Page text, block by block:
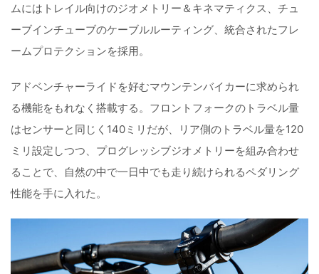
ムにはトレイル向けのジオメトリー＆キネマティクス、チュ
ーブインチューブのケーブルルーティング、統合されたフレ
ームプロテクションを採用。
アドベンチャーライドを好むマウンテンバイカーに求められ
る機能をもれなく搭載する。フロントフォークのトラベル量
はセンサーと同じく140ミリだが、リア側のトラベル量を120
ミリ設定しつつ、プログレッシブジオメトリーを組み合わせ
ることで、自然の中で一日中でも走り続けられるペダリング
性能を手に入れた。